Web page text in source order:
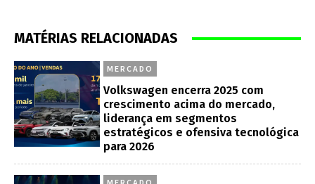
MATÉRIAS RELACIONADAS
MERCADO
Volkswagen encerra 2025 com
crescimento acima do mercado,
liderança em segmentos
estratégicos e ofensiva tecnológica
para 2026